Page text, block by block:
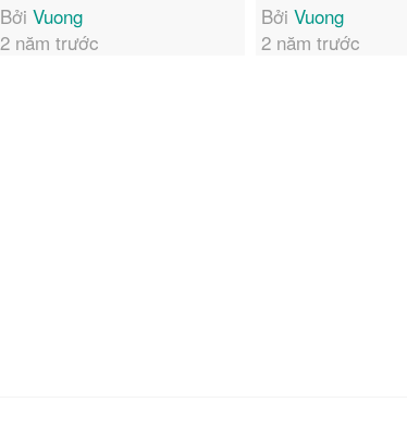
Bởi Vuong
2 năm trước
Bởi Vuong
2 năm trước